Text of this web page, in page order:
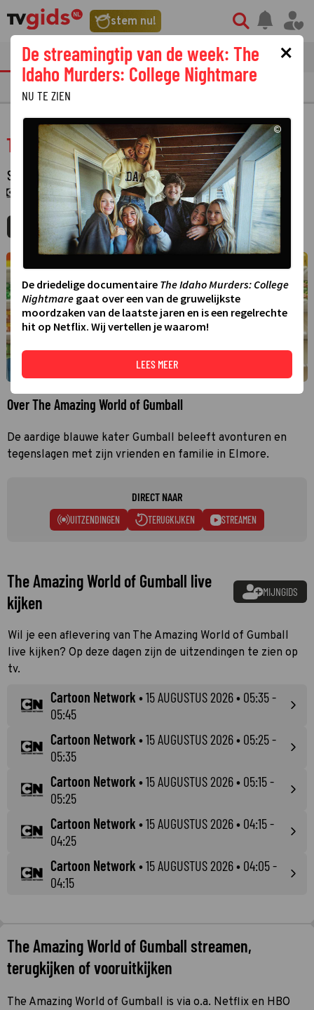
stem nu!
tvgids streaming nieuws
PRIMETIME GEMIST
The Amazing World of Gumball
SERIE · ANIMATIESERIE · 6 SEIZOENEN
CARTOON NETWORK · 15 AUGUSTUS 2026 05:35 - 05:45
MIJNGIDS AGENDA DELEN
Over The Amazing World of Gumball
De aardige blauwe kater Gumball beleeft avonturen en
tegenslagen met zijn vrienden en familie in Elmore.
DIRECT NAAR
UITZENDINGEN TERUGKIJKEN STREAMEN
The Amazing World of Gumball live
kijken
MIJNGIDS
Wil je een aflevering van The Amazing World of Gumball
live kijken? Op deze dagen zijn de uitzendingen te zien op
tv.
Cartoon Network •15 AUGUSTUS 2026• 05:35 -
05:45
Cartoon Network •15 AUGUSTUS 2026• 05:25 -
05:35
Cartoon Network •15 AUGUSTUS 2026• 05:15 -
05:25
Cartoon Network •15 AUGUSTUS 2026• 04:15 -
04:25
Cartoon Network •15 AUGUSTUS 2026• 04:05 -
04:15
The Amazing World of Gumball streamen,
terugkijken of vooruitkijken
The Amazing World of Gumball is via o.a. Netflix en HBO
×
De streamingtip van de week: The
Idaho Murders: College Nightmare
NU TE ZIEN
©
De driedelige documentaire The Idaho Murders: College
Nightmare gaat over een van de gruwelijkste
moordzaken van de laatste jaren en is een regelrechte
hit op Netflix. Wij vertellen je waarom!
LEES MEER